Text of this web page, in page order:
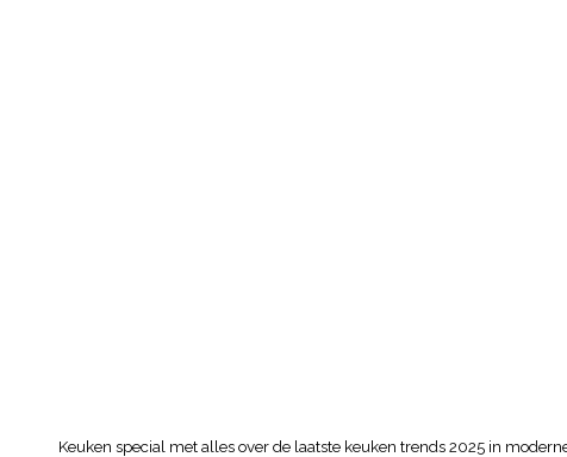
Keuken special met alles over de laatste keuken trends 2025 in